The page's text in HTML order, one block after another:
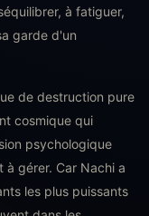
à fatiguer,
garde d'un
de destruction pure
cosmique qui
psychologique
à gérer. Car Nachi a
les plus puissants